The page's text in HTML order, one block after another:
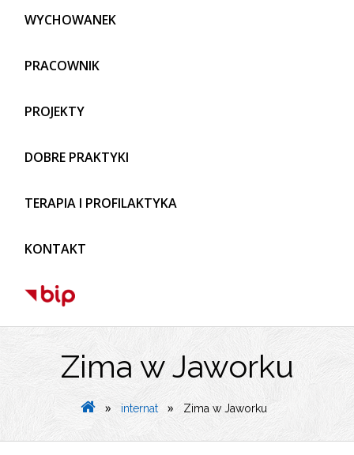
WYCHOWANEK
PRACOWNIK
PROJEKTY
DOBRE PRAKTYKI
TERAPIA I PROFILAKTYKA
KONTAKT
Zima w Jaworku
» internat » Zima w Jaworku